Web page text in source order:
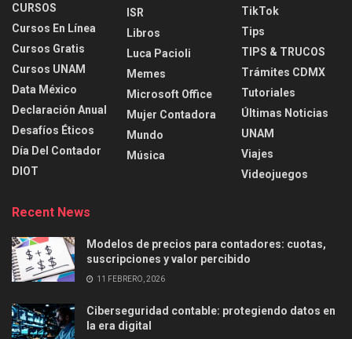
CURSOS
Cursos En Línea
Cursos Gratis
Cursos UNAM
Data México
Declaración Anual
Desafíos Éticos
Día Del Contador
DIOT
ISR
Libros
Luca Pacioli
Memes
Microsoft Office
Mujer Contadora
Mundo
Música
TikTok
Tips
TIPS & TRUCOS
Trámites CDMX
Tutoriales
Últimas Noticias
UNAM
Viajes
Videojuegos
Recent News
Modelos de precios para contadores: cuotas,
suscripciones y valor percibido
11 FEBRERO, 2026
Ciberseguridad contable: protegiendo datos en
la era digital